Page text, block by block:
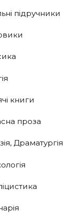
підручники
книги
проза
Драматургія